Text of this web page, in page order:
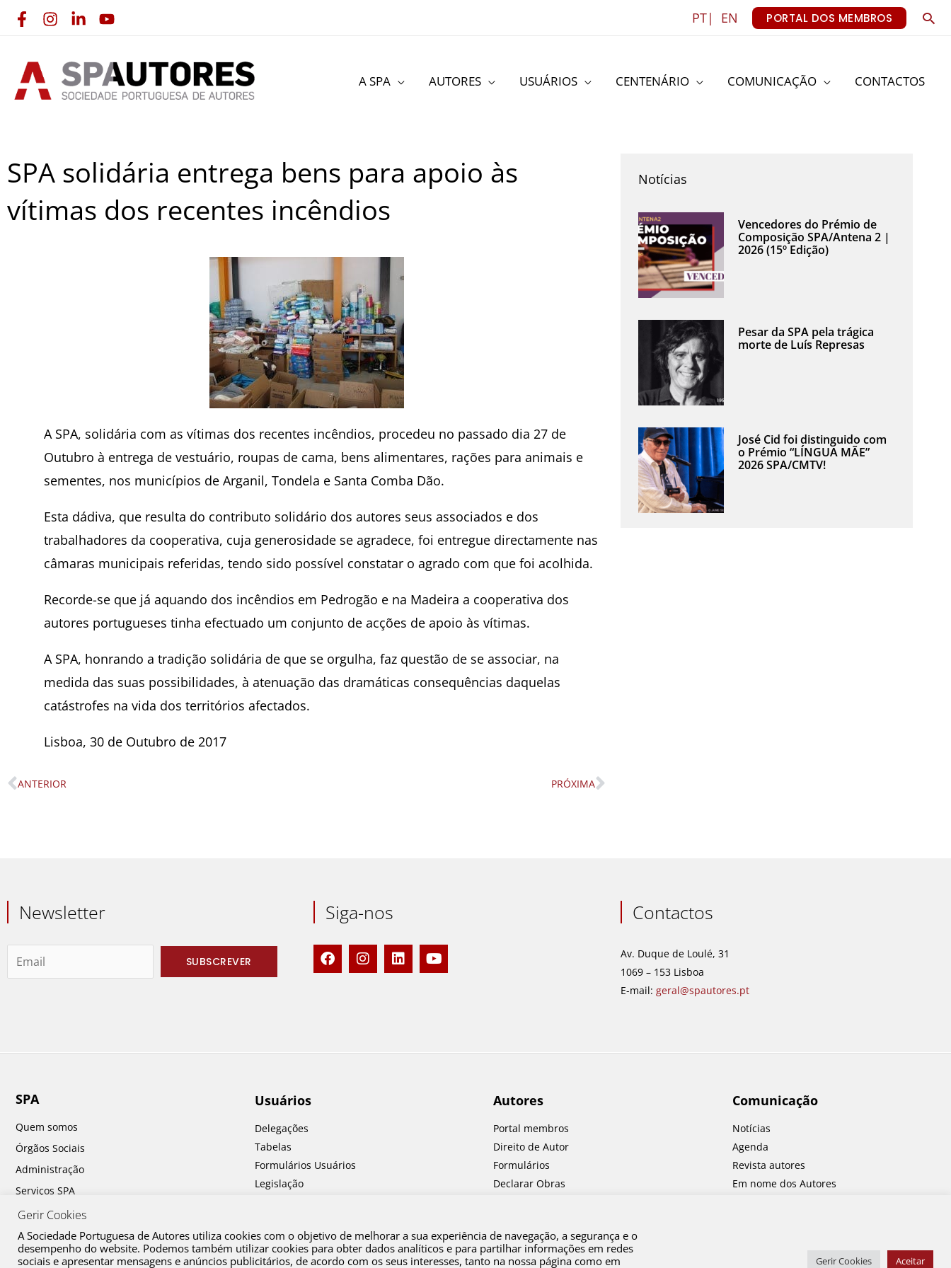
Skip
content
PT| EN PORTAL DOS MEMBROS
A SPA AUTORES USUÁRIOS CENTENÁRIO COMUNICAÇÃO CONTACTOS
SPA solidária entrega bens para apoio às
vítimas dos recentes incêndios
A SPA, solidária com as vítimas dos recentes incêndios, procedeu no passado dia 27 de
Outubro à entrega de vestuário, roupas de cama, bens alimentares, rações para animais e
sementes, nos municípios de Arganil, Tondela e Santa Comba Dão.
Esta dádiva, que resulta do contributo solidário dos autores seus associados e dos
trabalhadores da cooperativa, cuja generosidade se agradece, foi entregue directamente nas
câmaras municipais referidas, tendo sido possível constatar o agrado com que foi acolhida.
Recorde-se que já aquando dos incêndios em Pedrogão e na Madeira a cooperativa dos
autores portugueses tinha efectuado um conjunto de acções de apoio às vítimas.
A SPA, honrando a tradição solidária de que se orgulha, faz questão de se associar, na
medida das suas possibilidades, à atenuação das dramáticas consequências daquelas
catástrofes na vida dos territórios afectados.
Lisboa, 30 de Outubro de 2017
Prev
ANTERIOR PRÓXIMANext
Notícias
Vencedores do Prémio de
Composição SPA/Antena 2 |
2026 (15º Edição)
Pesar da SPA pela trágica
morte de Luís Represas
José Cid foi distinguido com
o Prémio “LÍNGUA MÃE”
2026 SPA/CMTV!
Newsletter Siga-nos
F
a
c
k
I
n
s
a
L
i
n
n
Y
o
u
Contactos
Av. Duque de Loulé, 31
1069 – 153 Lisboa
E-mail: geral@spautores.pt
SPA
Quem somos
Órgãos Sociais
Administração
Serviços SPA
Prémios SPA
Usuários
Delegações
Tabelas
Formulários Usuários
Legislação
Autores
Portal membros
Direito de Autor
Formulários
Declarar Obras
Comunicação
Notícias
Agenda
Revista autores
Em nome dos Autores
Gerir Cookies
A Sociedade Portuguesa de Autores utiliza cookies com o objetivo de melhorar a sua experiência de navegação, a segurança e o
desempenho do website. Podemos também utilizar cookies para obter dados analíticos e para partilhar informações em redes
sociais e apresentar mensagens e anúncios publicitários, de acordo com os seus interesses, tanto na nossa página como em
Gerir Cookies Aceitar